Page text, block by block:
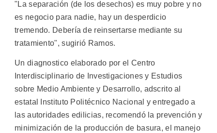
"La separación (de los desechos) es muy pobre y no
es negocio para nadie, hay un desperdicio
tremendo. Debería de reinsertarse mediante su
tratamiento", sugirió Ramos.
Un diagnostico elaborado por el Centro
Interdisciplinario de Investigaciones y Estudios
sobre Medio Ambiente y Desarrollo, adscrito al
estatal Instituto Politécnico Nacional y entregado a
las autoridades edilicias, recomendó la prevención y
minimización de la producción de basura, el manejo